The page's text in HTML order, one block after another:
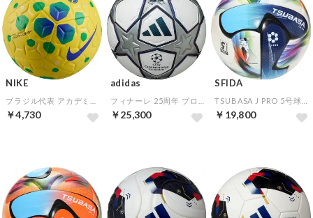
NIKE
￥4,730
adidas
￥25,300
SFIDA
￥19,800